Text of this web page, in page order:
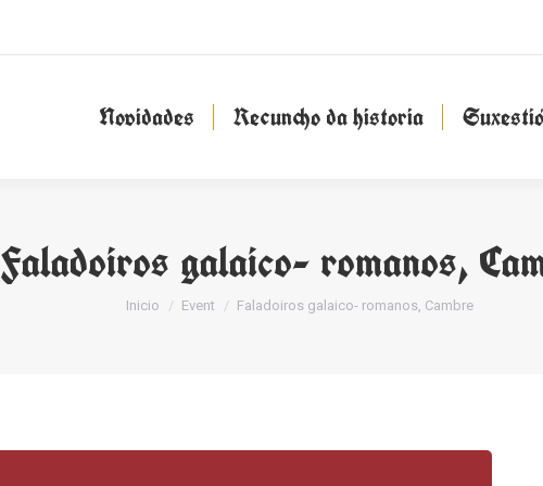
Novidades Recuncho da historia
Faladoiros galaico- romanos,
You are here:
Inicio Event Faladoiros galaico- romanos, Cambre
Novidades Recuncho da historia